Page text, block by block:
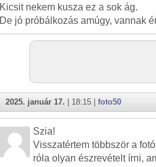
Kicsit nekem kusza ez a sok ág.
De jó próbálkozás amúgy, vannak
2025. január 17. | 18:15 | foto50
Szia!
Visszatértem többször a
róla olyan észrevételt írni,